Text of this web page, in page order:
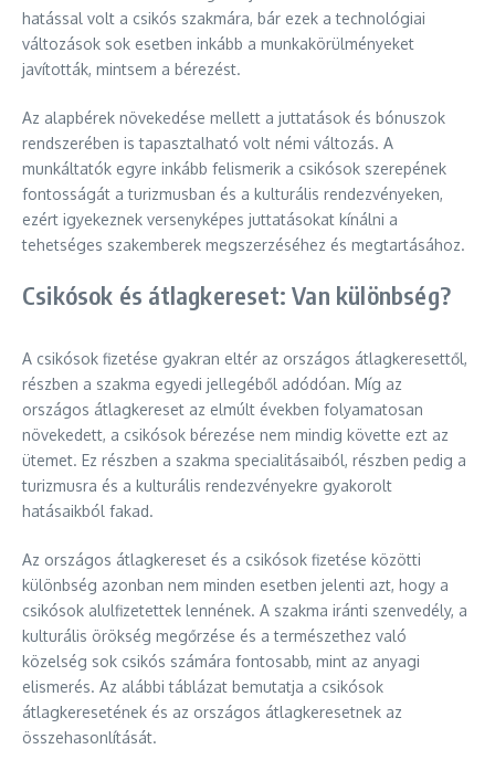
hatással volt a csikós szakmára, bár ezek a technológiai
változások sok esetben inkább a munkakörülményeket
javították, mintsem a bérezést.
Az alapbérek növekedése mellett a juttatások és bónuszok
rendszerében is tapasztalható volt némi változás. A
munkáltatók egyre inkább felismerik a csikósok szerepének
fontosságát a turizmusban és a kulturális rendezvényeken,
ezért igyekeznek versenyképes juttatásokat kínálni a
tehetséges szakemberek megszerzéséhez és megtartásához.
Csikósok és átlagkereset: Van különbség?
A csikósok fizetése gyakran eltér az országos átlagkeresettől,
részben a szakma egyedi jellegéből adódóan. Míg az
országos átlagkereset az elmúlt években folyamatosan
növekedett, a csikósok bérezése nem mindig követte ezt az
ütemet. Ez részben a szakma specialitásaiból, részben pedig a
turizmusra és a kulturális rendezvényekre gyakorolt
hatásaikból fakad.
Az országos átlagkereset és a csikósok fizetése közötti
különbség azonban nem minden esetben jelenti azt, hogy a
csikósok alulfizetettek lennének. A szakma iránti szenvedély, a
kulturális örökség megőrzése és a természethez való
közelség sok csikós számára fontosabb, mint az anyagi
elismerés. Az alábbi táblázat bemutatja a csikósok
átlagkeresetének és az országos átlagkeresetnek az
összehasonlítását.